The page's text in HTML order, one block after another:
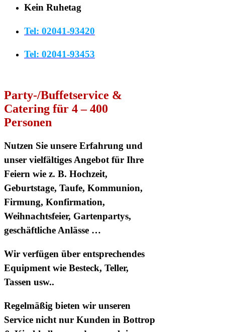
Kein Ruhetag
Tel: 02041-93420
Tel: 02041-93453
Party-/Buffetservice &
Catering für 4 – 400
Personen
Nutzen Sie unsere Erfahrung und
unser vielfältiges Angebot für Ihre
Feiern wie z. B. Hochzeit,
Geburtstage, Taufe, Kommunion,
Firmung, Konfirmation,
Weihnachtsfeier, Gartenpartys,
geschäftliche Anlässe …
Wir verfügen über entsprechendes
Equipment wie Besteck, Teller,
Tassen usw..
Regelmäßig bieten wir unseren
Service nicht nur Kunden in Bottrop